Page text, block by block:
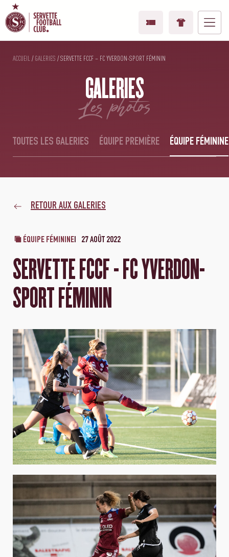
ACCUEIL /GALERIES /SERVETTE FCCF – FC YVERDON-SPORT FÉMININ
GALERIES
les photos
TOUTES LES GALERIES ÉQUIPE PREMIÈRE ÉQUIPE FÉMININE
RETOUR AUX GALERIES
ÉQUIPE FÉMININE 27 AOÛT 2022
SERVETTE FCCF - FC YVERDON-
SPORT FÉMININ